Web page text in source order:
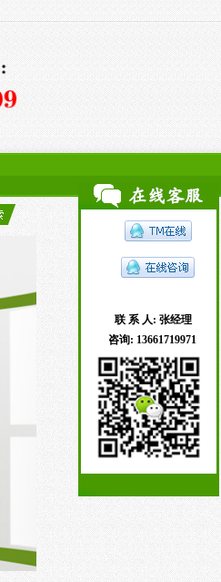
联 系 人: 张经理
咨询: 13661719971